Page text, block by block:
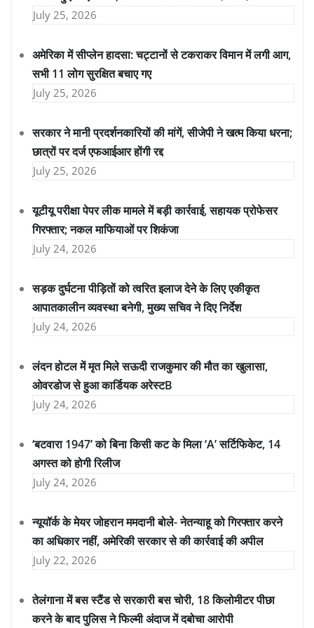
July 25, 2026
अमेरिका में सीप्लेन हादसा: चट्टानों से टकराकर विमान में लगी आग,
सभी 11 लोग सुरक्षित बचाए गए
July 25, 2026
सरकार ने मानी प्रदर्शनकारियों की मांगें, सीजेपी ने खत्म किया धरना;
छात्रों पर दर्ज एफआईआर होंगी रद्द
July 25, 2026
यूटीयू परीक्षा पेपर लीक मामले में बड़ी कार्रवाई, सहायक प्रोफेसर
गिरफ्तार; नकल माफियाओं पर शिकंजा
July 24, 2026
सड़क दुर्घटना पीड़ितों को त्वरित इलाज देने के लिए एकीकृत
आपातकालीन व्यवस्था बनेगी, मुख्य सचिव ने दिए निर्देश
July 24, 2026
लंदन होटल में मृत मिले सऊदी राजकुमार की मौत का खुलासा,
ओवरडोज से हुआ कार्डियक अरेस्टB
July 24, 2026
‘बटवारा 1947’ को बिना किसी कट के मिला ‘A’ सर्टिफिकेट, 14
अगस्त को होगी रिलीज
July 24, 2026
न्यूयॉर्क के मेयर जोहरान ममदानी बोले- नेतन्याहू को गिरफ्तार करने
का अधिकार नहीं, अमेरिकी सरकार से की कार्रवाई की अपील
July 22, 2026
तेलंगाना में बस स्टैंड से सरकारी बस चोरी, 18 किलोमीटर पीछा
करने के बाद पुलिस ने फिल्मी अंदाज में दबोचा आरोपी